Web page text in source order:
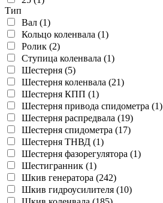
Тип
Вал (1)
Кольцо коленвала (1)
Ролик (2)
Ступица коленвала (1)
Шестерня (5)
Шестерня коленвала (21)
Шестерня КПП (1)
Шестерня привода спидометра (1)
Шестерня распредвала (19)
Шестерня спидометра (17)
Шестерня ТНВД (1)
Шестерня фазорегулятора (1)
Шестигранник (1)
Шкив генератора (242)
Шкив гидроусилителя (10)